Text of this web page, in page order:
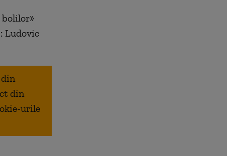
Ludovic
din
urile